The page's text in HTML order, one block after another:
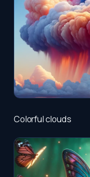
Colorful clouds